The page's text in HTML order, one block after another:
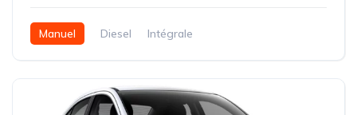
Manuel Diesel Intégrale